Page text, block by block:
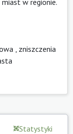
zniszczenia
Statystyki